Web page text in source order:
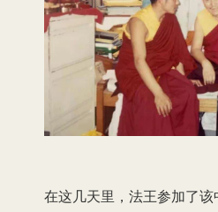
在这几天里，法王参加了该